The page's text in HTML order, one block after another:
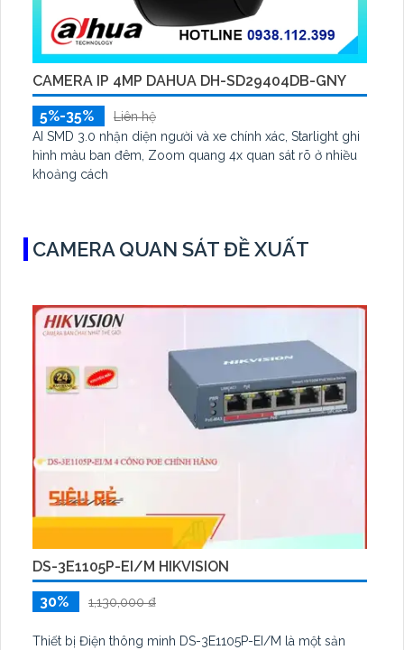
CAMERA IP 4MP DAHUA DH-SD29404DB-GNY
5%-35%
Liên hệ
AI SMD 3.0 nhận diện người và xe chính xác, Starlight ghi
hình màu ban đêm, Zoom quang 4x quan sát rõ ở nhiều
khoảng cách
CAMERA QUAN SÁT ĐỀ XUẤT
DS-3E1105P-EI/M HIKVISION
30% 1,130,000 ₫
Thiết bị Điện thông minh DS-3E1105P-EI/M là một sản